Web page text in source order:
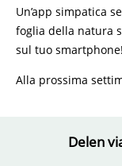
Un’app simpatica
foglia della natura
sul tuo smartphone!
Alla prossima
Delen